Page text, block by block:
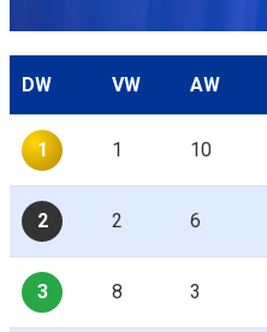
DW VW AW
1 1 10
2 2 6
3 8 3